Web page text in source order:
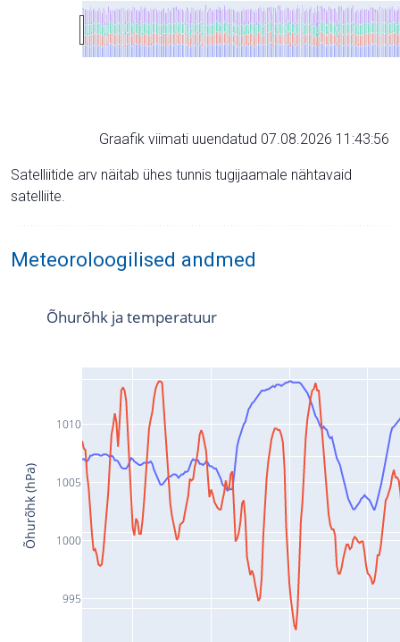
Graafik viimati uuendatud 07.08.2026 11:43:56
Satelliitide arv näitab ühes tunnis tugijaamale nähtavaid
satelliite.
Meteoroloogilised andmed
995
1000
1005
1010
Õhurõhk ja temperatuur
Õhurõhk (hPa)